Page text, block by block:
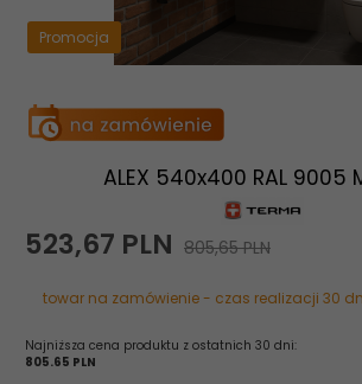
Promocja
ALEX 540x400 RAL 9005
523,67 PLN 805,65 PLN
towar na zamówienie - czas realizacji 30
Najniższa cena produktu z ostatnich 30 dni:
805.65 PLN